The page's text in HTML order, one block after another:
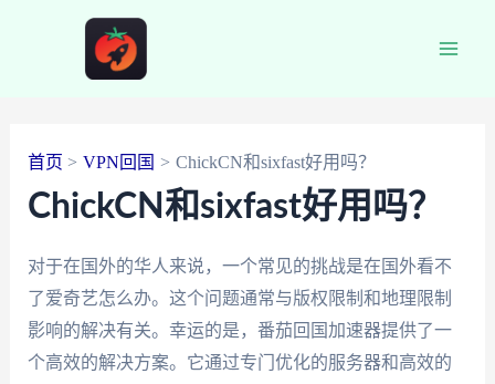
首页 VPN回国 ChickCN和sixfast好用吗？
ChickCN和sixfast好用吗？
对于在国外的华人来说，一个常见的挑战是在国外看不
了爱奇艺怎么办。这个问题通常与版权限制和地理限制
影响的解决有关。幸运的是，番茄回国加速器提供了一
个高效的解决方案。它通过专门优化的服务器和高效的